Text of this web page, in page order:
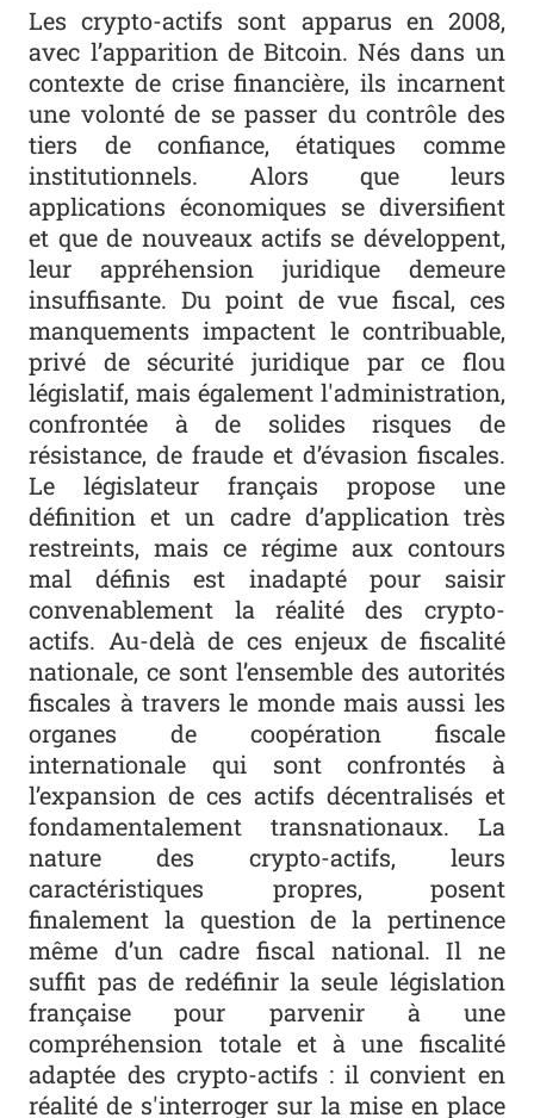
Les crypto-actifs sont apparus en 2008,
avec l’apparition de Bitcoin. Nés dans un
contexte de crise financière, ils incarnent
une volonté de se passer du contrôle des
tiers de confiance, étatiques comme
institutionnels. Alors que leurs
applications économiques se diversifient
et que de nouveaux actifs se développent,
leur appréhension juridique demeure
insuffisante. Du point de vue fiscal, ces
manquements impactent le contribuable,
privé de sécurité juridique par ce flou
législatif, mais également l'administration,
confrontée à de solides risques de
résistance, de fraude et d’évasion fiscales.
Le législateur français propose une
définition et un cadre d’application très
restreints, mais ce régime aux contours
mal définis est inadapté pour saisir
convenablement la réalité des crypto-
actifs. Au-delà de ces enjeux de fiscalité
nationale, ce sont l’ensemble des autorités
fiscales à travers le monde mais aussi les
organes de coopération fiscale
internationale qui sont confrontés à
l’expansion de ces actifs décentralisés et
fondamentalement transnationaux. La
nature des crypto-actifs, leurs
caractéristiques propres, posent
finalement la question de la pertinence
même d’un cadre fiscal national. Il ne
suffit pas de redéfinir la seule législation
française pour parvenir à une
compréhension totale et à une fiscalité
adaptée des crypto-actifs : il convient en
réalité de s'interroger sur la mise en place